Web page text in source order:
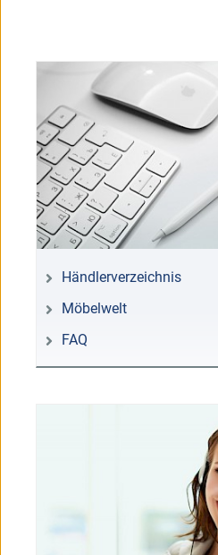
Händlerverzeichnis
Möbelwelt
FAQ